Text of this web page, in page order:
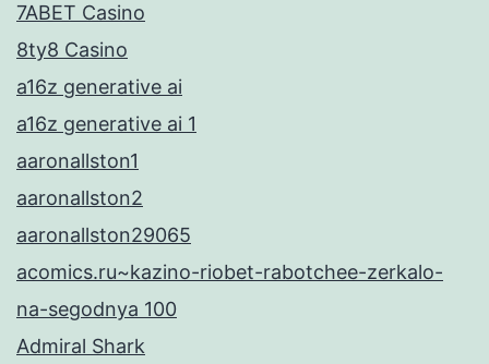
7ABET Casino
8ty8 Casino
a16z generative ai
a16z generative ai 1
aaronallston1
aaronallston2
aaronallston29065
acomics.ru~kazino-riobet-rabotchee-zerkalo-
na-segodnya 100
Admiral Shark